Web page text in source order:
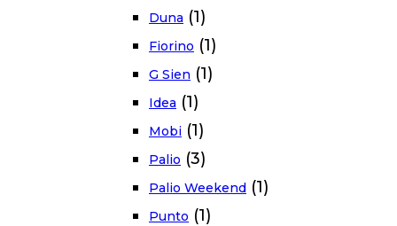
Duna (1)
Fiorino (1)
G Sien (1)
Idea (1)
Mobi (1)
Palio (3)
Palio Weekend (1)
Punto (1)